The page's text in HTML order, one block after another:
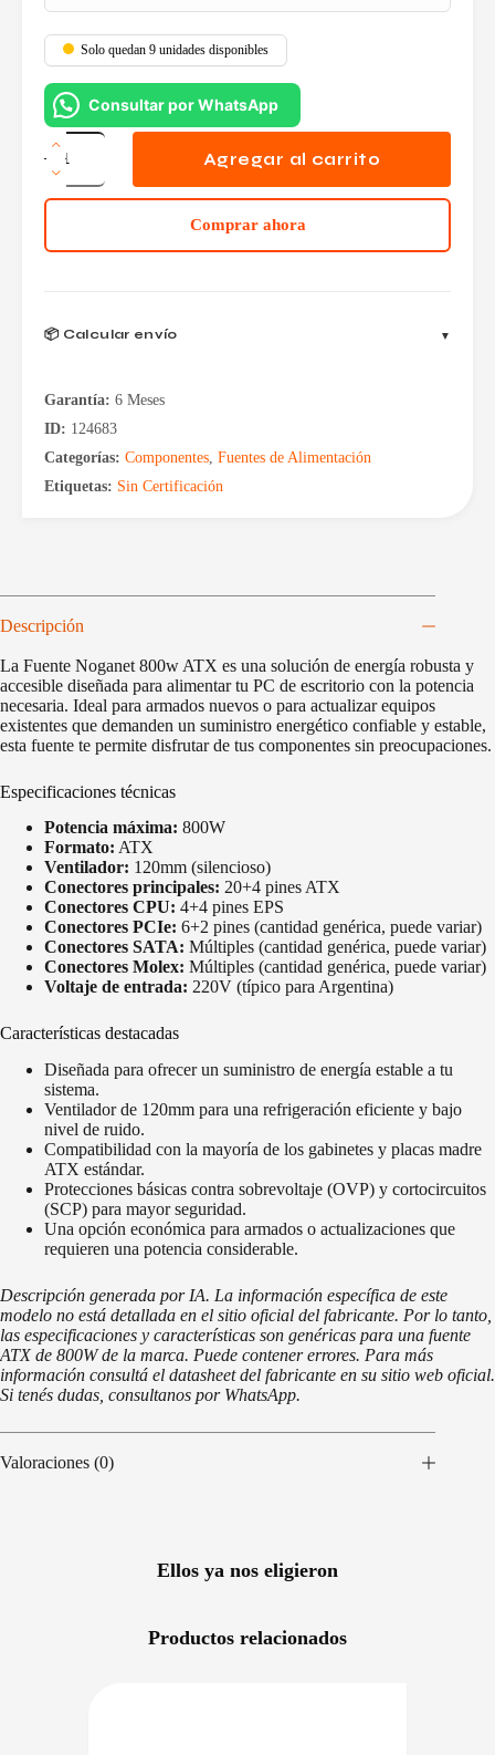
Solo quedan 9 unidades disponibles
Consultar por WhatsApp
Fuente
Noganet
800w
ATX
Agregar al carrito
Comprar ahora
📦 Calcular envío
Garantía: 6 Meses
ID: 124683
Categorías: Componentes Fuentes de Alimentación
Etiquetas: Sin Certificación
Descripción
La Fuente Noganet 800w ATX es una solución de energía robusta y
accesible diseñada para alimentar tu PC de escritorio con la potencia
necesaria. Ideal para armados nuevos o para actualizar equipos
existentes que demanden un suministro energético confiable y estable,
esta fuente te permite disfrutar de tus componentes sin preocupaciones.
Especificaciones técnicas
Potencia máxima: 800W
Formato: ATX
Ventilador: 120mm (silencioso)
Conectores principales: 20+4 pines ATX
Conectores CPU: 4+4 pines EPS
Conectores PCIe: 6+2 pines (cantidad genérica, puede variar)
Conectores SATA: Múltiples (cantidad genérica, puede variar)
Conectores Molex: Múltiples (cantidad genérica, puede variar)
Voltaje de entrada: 220V (típico para Argentina)
Características destacadas
Diseñada para ofrecer un suministro de energía estable a tu
sistema.
Ventilador de 120mm para una refrigeración eficiente y bajo
nivel de ruido.
Compatibilidad con la mayoría de los gabinetes y placas madre
ATX estándar.
Protecciones básicas contra sobrevoltaje (OVP) y cortocircuitos
(SCP) para mayor seguridad.
Una opción económica para armados o actualizaciones que
requieren una potencia considerable.
Descripción generada por IA. La información específica de este
modelo no está detallada en el sitio oficial del fabricante. Por lo tanto,
las especificaciones y características son genéricas para una fuente
ATX de 800W de la marca. Puede contener errores. Para más
información consultá el datasheet del fabricante en su sitio web oficial.
Si tenés dudas, consultanos por WhatsApp.
Valoraciones (0)
Ellos ya nos eligieron
Productos relacionados